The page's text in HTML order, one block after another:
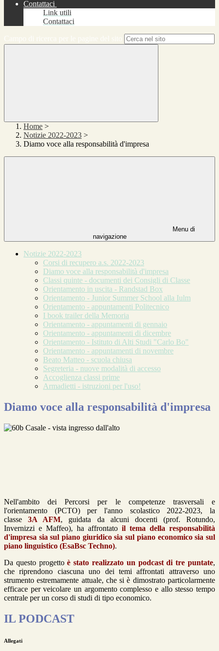
Contattaci
Link utili
Contattaci
Home >
Notizie 2022-2023 >
Diamo voce alla responsabilità d'impresa
Menu di
navigazione
Notizie 2022-2023
Corsi di recupero a.s. 2022-2023
Diamo voce alla responsabilità d'impresa
Classi quinte - documenti dei Consigli di Classe
Orientamento in uscita - Randstad Box
Orientamento - Junior Summer School alla Iulm
Orientamento - appuntamenti Politecnico
I book trailer della Memoria
Orientamento - appuntamenti di gennaio
Orientamento - appuntamenti di dicembre
Orientamento - Istituto di Alti Studi "Carlo Bo"
Orientamento - appuntamenti di novembre
Beato Matteo - scuola chiusa
Segreteria - nuove modalità di accesso
Accoglienza classi prime
Armadietti - istruzioni per l'uso!
Diamo voce alla responsabilità d'impresa
Nell'ambito dei Percorsi per le competenze trasversali e
l'orientamento (PCTO) per l'anno scolastico 2022-2023, la
classe3A AFM, guidata da alcuni docenti (prof. Rotundo,
Invernizzi e Maffeo), ha affrontato il tema della responsabilità
d'impresa sia sul piano giuridico sia sul piano economico sia sul
piano linguistico (EsaBsc Techno).
Da questo progettoè stato realizzato un podcast di tre puntate,
che riprendono ciascuna uno dei temi affrontati attraverso uno
strumento estremamente attuale, che si è dimostrato particolarmente
efficace per veicolare un argomento complesso e allo stesso tempo
centrale per un corso di studi di tipo economico.
IL PODCAST
Allegati